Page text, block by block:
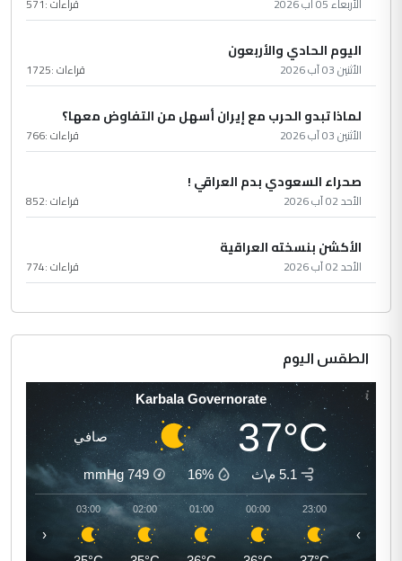
اليوم الحادي والأربعون
الأثنين 03 آب 2026 قراءات :1725
لماذا تبدو الحرب مع إيران أسهل من التفاوض معها؟
الأثنين 03 آب 2026 قراءات :766
صحراء السعودي بدم العراقي !
الأحد 02 آب 2026 قراءات :852
الأكشن بنسخته العراقية
الأحد 02 آب 2026 قراءات :774
الطقس اليوم
Karbala Governorate
37°C صافي
5.1 م\ث 16%
749
mmHg
23:00
00:00
01:00
02:00
03:00
‹ ›